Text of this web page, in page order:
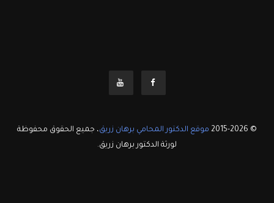
© 2015-2026 موقع الدكتور المحامي برهان زريق، جميع الحقوق محفوظة
لورثة الدكتور برهان زريق.